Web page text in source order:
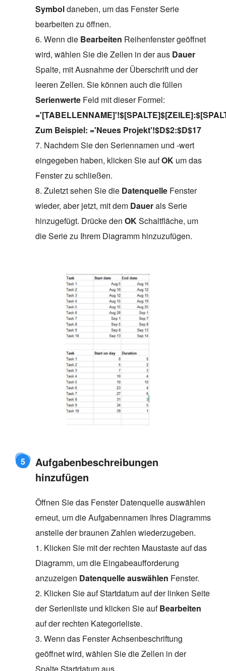
Symboldaneben, um das Fenster Serie
bearbeiten zu öffnen.
6. Wenn die Bearbeiten Reihenfenster geöffnet
wird, wählen Sie die Zellen in der aus Dauer
Spalte, mit Ausnahme der Überschrift und der
leeren Zellen. Sie können auch die füllen
Serienwerte Feld mit dieser Formel:
Zum Beispiel: ='Neues Projekt'!$D$2:$D$17
7. Nachdem Sie den Seriennamen und -wert
eingegeben haben, klicken Sie aufOK um das
Fenster zu schließen.
8. Zuletzt sehen Sie die Datenquelle Fenster
wieder, aber jetzt, mit dem Dauerals Serie
hinzugefügt. Drücke den OK Schaltfläche, um
die Serie zu Ihrem Diagramm hinzuzufügen.
5
Aufgabenbeschreibungen
hinzufügen
Öffnen Sie das Fenster Datenquelle auswählen
erneut, um die Aufgabennamen Ihres Diagramms
anstelle der braunen Zahlen wiederzugeben.
1. Klicken Sie mit der rechten Maustaste auf das
Diagramm, um die Eingabeaufforderung
anzuzeigen Datenquelle auswählen Fenster.
2. Klicken Sie auf Startdatum auf der linken Seite
der Serienliste und klicken Sie aufBearbeiten
auf der rechten Kategorieliste.
3. Wenn das Fenster Achsenbeschriftung
geöffnet wird, wählen Sie die Zellen in der